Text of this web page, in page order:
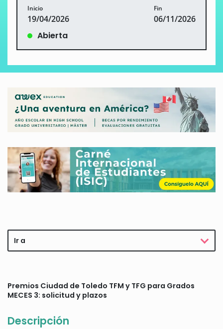
Inicio
19/04/2026
Fin
06/11/2026
Abierta
Ir a
Premios Ciudad de Toledo TFM y TFG para Grados
MECES 3: solicitud y plazos
Descripción